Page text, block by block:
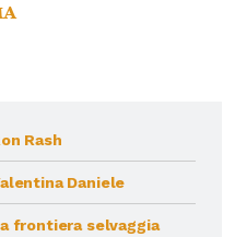
Rash
Daniele
frontiera selvaggia